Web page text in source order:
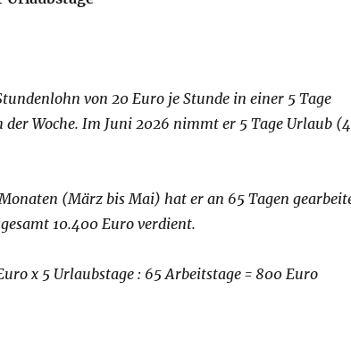
von 20 Euro je Stunde in einer 5 Tage
der Woche. Im Juni 2026 nimmt er 5 Tage Urlaub
(März bis Mai) hat er an 65 Tagen
10.400 Euro verdient.
x 5 Urlaubstage : 65 Arbeitstage = 800 Euro